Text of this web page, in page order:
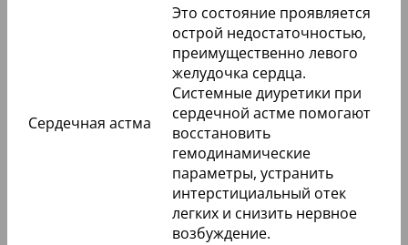
Сердечная астма
Это состояние проявляется
острой недостаточностью,
преимущественно левого
желудочка сердца.
Системные диуретики при
сердечной астме помогают
восстановить
гемодинамические
параметры, устранить
интерстициальный отек
легких и снизить нервное
возбуждение.